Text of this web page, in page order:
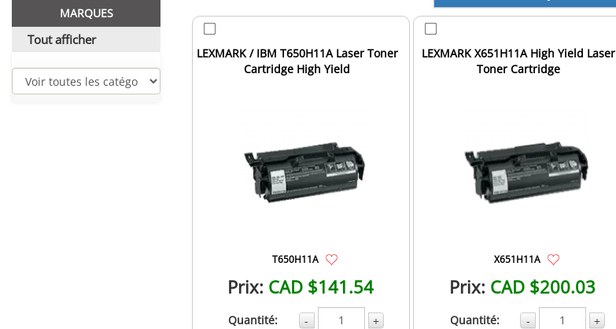
MARQUES
Tout afficher
LEXMARK / IBM T650H11A Laser Toner
Cartridge High Yield
T650H11A
Prix: CAD $141.54
Quantité: - +
LEXMARK X651H11A High Yield Laser
Toner Cartridge
X651H11A
Prix: CAD $200.03
Quantité: - +